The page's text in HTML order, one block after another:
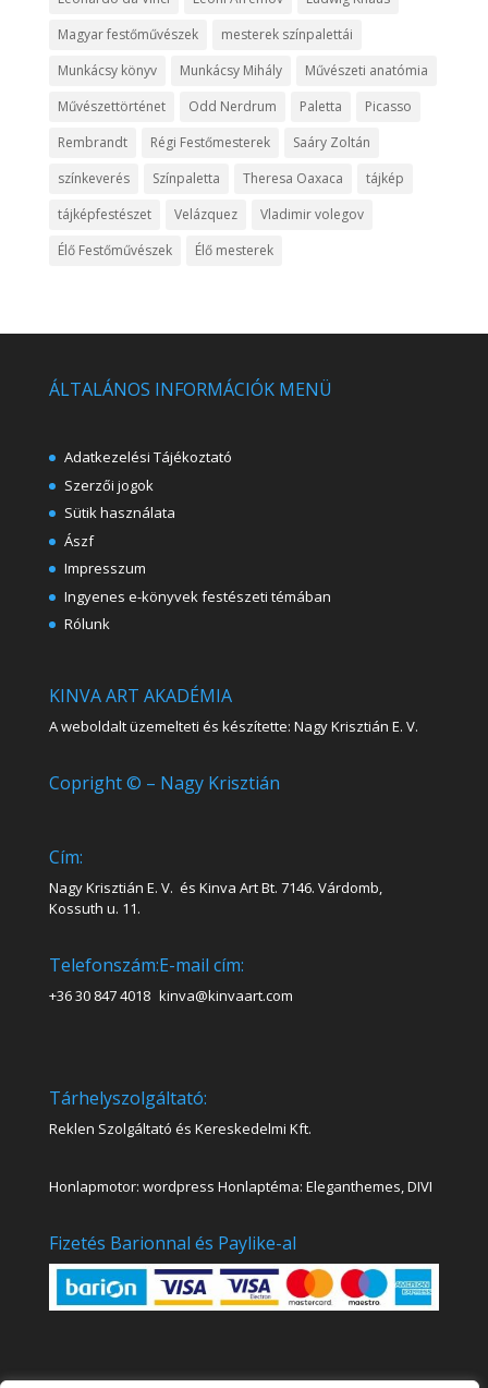
Magyar festőművészek
mesterek színpalettái
Munkácsy könyv
Munkácsy Mihály
Művészeti anatómia
Művészettörténet
Odd Nerdrum Paletta
Picasso
Rembrandt
Régi Festőmesterek
Saáry Zoltán
színkeverés
Színpaletta Theresa Oaxaca
tájkép
tájképfestészet
Velázquez
Vladimir volegov
Élő Festőművészek
Élő mesterek
ÁLTALÁNOS INFORMÁCIÓK MENÜ
Adatkezelési Tájékoztató
Szerzői jogok
Sütik használata
Ászf
Impresszum
Ingyenes e-könyvek festészeti témában
Rólunk
KINVA ART AKADÉMIA
A weboldalt üzemelteti és készítette: Nagy Krisztián E. V.
Copright © – Nagy Krisztián
Cím:
Nagy Krisztián E. V. és Kinva Art Bt. 7146. Várdomb,
Kossuth u. 11.
Telefonszám:
+36 30 847 4018
E-mail cím:
kinva@kinvaart.com
Tárhelyszolgáltató:
Reklen Szolgáltató és Kereskedelmi Kft.
Honlapmotor: wordpress Honlaptéma: Eleganthemes, DIVI
Fizetés Barionnal és Paylike-al